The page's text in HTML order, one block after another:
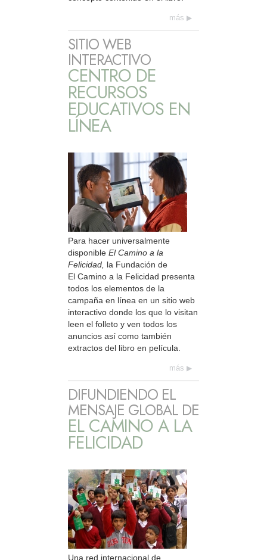
más
SITIO WEB
INTERACTIVO
CENTRO DE
RECURSOS
EDUCATIVOS EN
LÍNEA
Para hacer universalmente
disponible El Camino a la
Felicidad, la Fundación de
El Camino a la Felicidad presenta
todos los elementos de la
campaña en línea en un sitio web
interactivo donde los que lo visitan
leen el folleto y ven todos los
anuncios así como también
extractos del libro en película.
más
DIFUNDIENDO EL
MENSAJE GLOBAL DE
EL CAMINO A LA
FELICIDAD
Una red internacional de